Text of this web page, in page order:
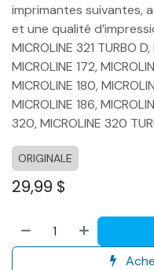
imprimantes suivantes,
et une qualité
MICROLINE 321 TURBO
MICROLINE 172,
MICROLINE 180,
MICROLINE 186,
320, MICROLINE 320
ORIGINALE
29,99 $